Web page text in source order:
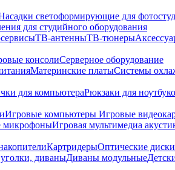
светоформирующие для
для студийного оборудования
ТВ-антенныТВ-тюнеры
консолиСерверное оборудование
Материнские платыСистемы
для компьютераРюкзаки для
Игровые компьютеры Игровые
микрофоныИгровая мультимедиа
КартридерыОптические диски
диваныДиваны модульные